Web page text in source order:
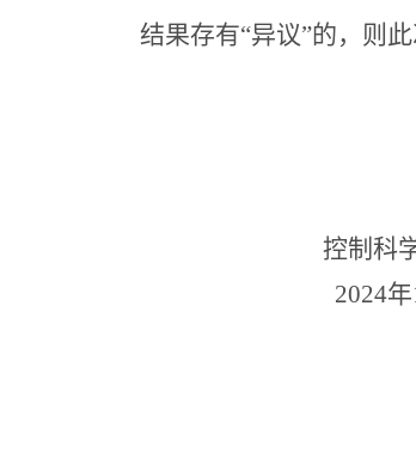
结果存有“异议”的，则此
控制科学与
2024年11